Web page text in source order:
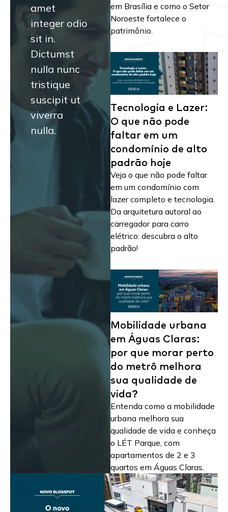
amet
integer odio
sit in.
Dictumst
nulla nunc
tristique
suscipit ut
viverra
nulla.
em Brasília e como o Setor
Noroeste fortalece o
patrimônio.
Tecnologia e Lazer:
O que não pode
faltar em um
condomínio de alto
padrão hoje
Veja o que não pode faltar
em um condomínio com
lazer completo e tecnologia.
Da arquitetura autoral ao
carregador para carro
elétrico: descubra o alto
padrão!
Mobilidade urbana
em Águas Claras:
por que morar perto
do metrô melhora
sua qualidade de
vida?
Entenda como a mobilidade
urbana melhora sua
qualidade de vida e conheça
o LÉT Parque, com
apartamentos de 2 e 3
quartos em Águas Claras.